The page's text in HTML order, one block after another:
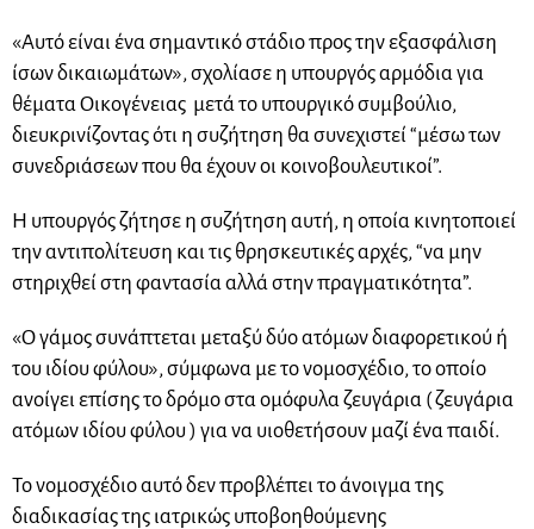
«Αυτό είναι ένα σημαντικό στάδιο προς την εξασφάλιση
ίσων δικαιωμάτων», σχολίασε η υπουργός αρμόδια για
θέματα Οικογένειας μετά το υπουργικό συμβούλιο,
διευκρινίζοντας ότι η συζήτηση θα συνεχιστεί “μέσω των
συνεδριάσεων που θα έχουν οι κοινοβουλευτικοί”.
Η υπουργός ζήτησε η συζήτηση αυτή, η οποία κινητοποιεί
την αντιπολίτευση και τις θρησκευτικές αρχές, “να μην
στηριχθεί στη φαντασία αλλά στην πραγματικότητα”.
«Ο γάμος συνάπτεται μεταξύ δύο ατόμων διαφορετικού ή
του ιδίου φύλου», σύμφωνα με το νομοσχέδιο, το οποίο
ανοίγει επίσης το δρόμο στα ομόφυλα ζευγάρια ( ζευγάρια
ατόμων ιδίου φύλου ) για να υιοθετήσουν μαζί ένα παιδί.
Το νομοσχέδιο αυτό δεν προβλέπει το άνοιγμα της
διαδικασίας της ιατρικώς υποβοηθούμενης